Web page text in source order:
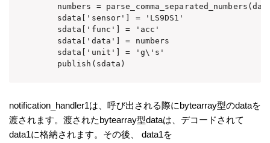
numbers =
    sdata['sensor'] = 'LS9DS1'
    sdata['func'] = 'acc'
    sdata['data'] = numbers
    sdata['unit'] = 'g\'s'
    publish(sdata)
notification_handler1は、呼び出される際にbytearray型のdataを
渡されます。渡されたbytearray型dataは、デコードされて
data1に格納されます。その後、 data1を